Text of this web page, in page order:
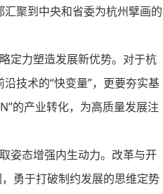
聚到中央和省委为杭州擘画的
定力塑造发展新优势。对于杭
技术的“快变量”，更要夯实基
的产业转化，为高质量发展注
姿态增强内生动力。改革与开
勇于打破制约发展的思维定势